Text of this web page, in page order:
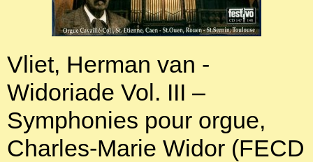
Vliet, Herman van -
Widoriade Vol. III –
Symphonies pour orgue,
Charles-Marie Widor (FECD